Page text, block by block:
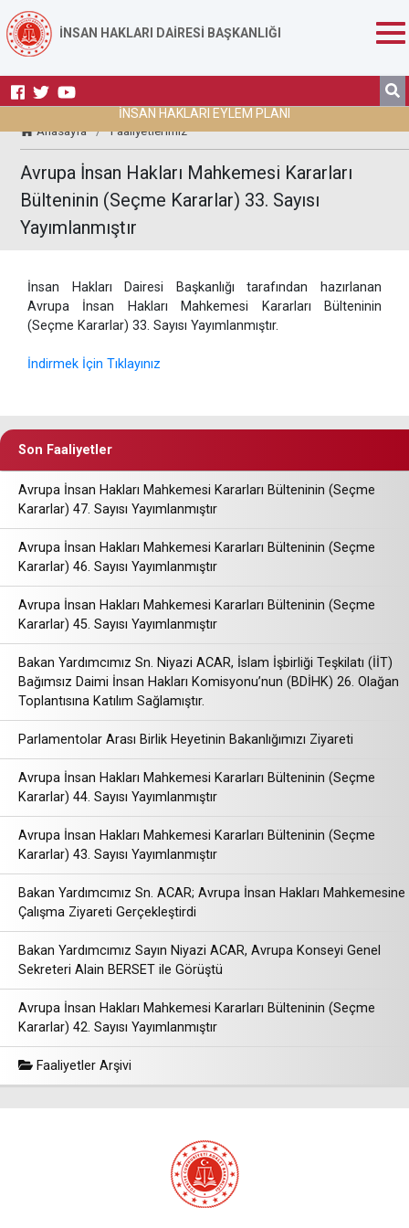
İNSAN HAKLARI DAİRESİ BAŞKANLIĞI
İNSAN HAKLARI EYLEM PLANI
Anasayfa / Faaliyetlerimiz
Avrupa İnsan Hakları Mahkemesi Kararları
Bülteninin (Seçme Kararlar) 33. Sayısı
Yayımlanmıştır
İnsan Hakları Dairesi Başkanlığı tarafından hazırlanan
Avrupa İnsan Hakları Mahkemesi Kararları Bülteninin
(Seçme Kararlar) 33. Sayısı Yayımlanmıştır.
İndirmek İçin Tıklayınız
Son Faaliyetler
Avrupa İnsan Hakları Mahkemesi Kararları Bülteninin (Seçme
Kararlar) 47. Sayısı Yayımlanmıştır
Avrupa İnsan Hakları Mahkemesi Kararları Bülteninin (Seçme
Kararlar) 46. Sayısı Yayımlanmıştır
Avrupa İnsan Hakları Mahkemesi Kararları Bülteninin (Seçme
Kararlar) 45. Sayısı Yayımlanmıştır
Bakan Yardımcımız Sn. Niyazi ACAR, İslam İşbirliği Teşkilatı (İİT)
Bağımsız Daimi İnsan Hakları Komisyonu’nun (BDİHK) 26. Olağan
Toplantısına Katılım Sağlamıştır.
Parlamentolar Arası Birlik Heyetinin Bakanlığımızı Ziyareti
Avrupa İnsan Hakları Mahkemesi Kararları Bülteninin (Seçme
Kararlar) 44. Sayısı Yayımlanmıştır
Avrupa İnsan Hakları Mahkemesi Kararları Bülteninin (Seçme
Kararlar) 43. Sayısı Yayımlanmıştır
Bakan Yardımcımız Sn. ACAR; Avrupa İnsan Hakları Mahkemesine
Çalışma Ziyareti Gerçekleştirdi
Bakan Yardımcımız Sayın Niyazi ACAR, Avrupa Konseyi Genel
Sekreteri Alain BERSET ile Görüştü
Avrupa İnsan Hakları Mahkemesi Kararları Bülteninin (Seçme
Kararlar) 42. Sayısı Yayımlanmıştır
Faaliyetler Arşivi